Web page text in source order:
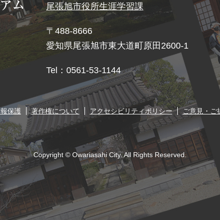
尾張旭市役所生涯学習課
〒488-8666
愛知県尾張旭市東大道町原田2600-1
Tel：0561-53-1144
保護 著作権について アクセシビリティポリシー ご意見・ご
Copyright © Owariasahi City. All Rights Reserved.